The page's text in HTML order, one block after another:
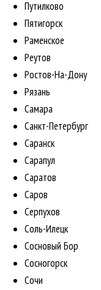
Путилково
Пятигорск
Раменское
Реутов
Ростов-На-Дону
Рязань
Самара
Санкт-Петербург
Саранск
Сарапул
Саратов
Саров
Серпухов
Соль-Илецк
Сосновый Бор
Сосногорск
Сочи